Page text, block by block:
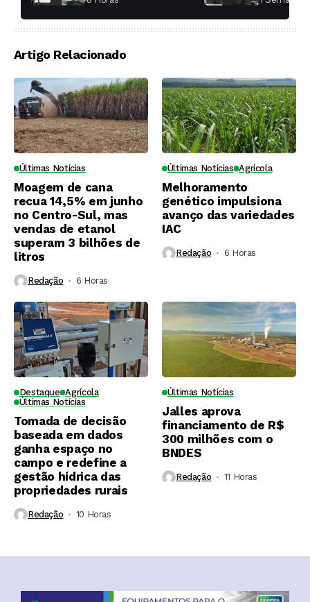
produtividade das
soqueiras?
Artigo Relacionado
Últimas Notícias
Moagem de cana
recua 14,5% em junho
no Centro-Sul, mas
vendas de etanol
superam 3 bilhões de
litros
Redação 6 Horas ⁮
Últimas Notícias Agrícola
Melhoramento
genético impulsiona
avanço das variedades
IAC
Redação 6 Horas ⁮
Destaque Agrícola
Últimas Notícias
Tomada de decisão
baseada em dados
ganha espaço no
campo e redefine a
gestão hídrica das
propriedades rurais
Redação 10 Horas ⁮
Últimas Notícias
Jalles aprova
financiamento de R$
300 milhões com o
BNDES
Redação 11 Horas ⁮